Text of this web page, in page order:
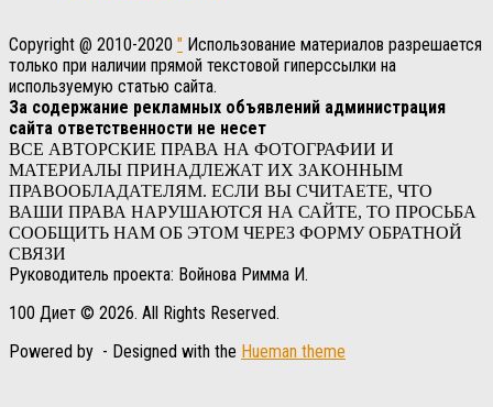
Copyright @ 2010-2020 " Использование материалов разрешается
только при наличии прямой текстовой гиперссылки на
используемую статью сайта.
За содержание рекламных объявлений администрация
сайта ответственности не несет
ВСЕ АВТОРСКИЕ ПРАВА НА ФОТОГРАФИИ И
МАТЕРИАЛЫ ПРИНАДЛЕЖАТ ИХ ЗАКОННЫМ
ПРАВООБЛАДАТЕЛЯМ. ЕСЛИ ВЫ СЧИТАЕТЕ, ЧТО
ВАШИ ПРАВА НАРУШАЮТСЯ НА САЙТЕ, ТО ПРОСЬБА
СООБЩИТЬ НАМ ОБ ЭТОМ ЧЕРЕЗ ФОРМУ ОБРАТНОЙ
СВЯЗИ
Руководитель проекта: Войнова Римма И.
100 Диет © 2026. All Rights Reserved.
Powered by - Designed with the Hueman theme